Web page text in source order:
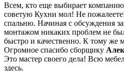
Всем, кто еще выбирает компанию
советую Кухни мол! Не
спальню. Начиная с обсуждения
монтажом никаких проблем не
быстро и качественно. К тому же
Огромное спасибо сборщику
Это мастер своего дела! Всю
здесь.